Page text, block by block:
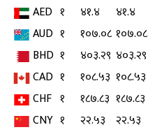
AED १ ४१.४
४१.४
AUD १ १०७.०८ १०७.०८
BHD १ ४०३.२९ ४०३.२९
CAD १ १०८.५३ १०८.५३
CHF १ १८७.८३ १८७.८३
CNY १ २२.५३
२२.५३